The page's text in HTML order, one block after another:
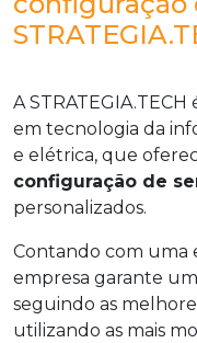
A
em tecnologia da
e elétrica, que
configuração de
personalizados.
Contando com uma
empresa garante
seguindo as
utilizando as mais